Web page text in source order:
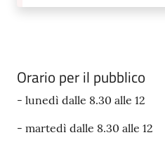
Orario per il pubblico
- lunedì dalle 8.30 alle 12
- martedì dalle 8.30 alle 12